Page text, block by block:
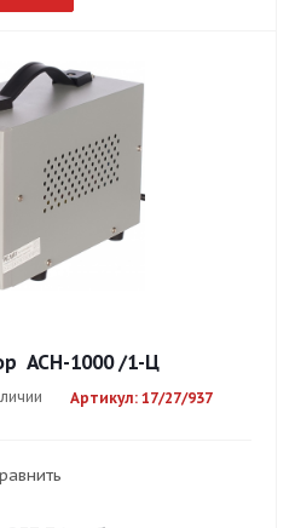
АСН-1000 /1-Ц
Артикул: 17/27/937